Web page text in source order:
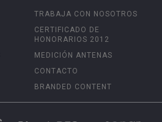
TRABAJA CON NOSOTROS
CERTIFICADO DE
HONORARIOS 2012
MEDICIÓN ANTENAS
CONTACTO
BRANDED CONTENT